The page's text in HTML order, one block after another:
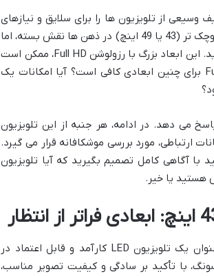
از تلویزیون ها را برای سلایق و نیازهای
گوناگون عرضه کرده است. مدل 43N5880، اگرچه بیشتر با سایزهای کوچک تر (43 یا 49 اینچ) در ذهن ها نقش بسته، اما
ارائه آن در سایز 82 اینچ، یک انتخاب جسورانه و خاص به شمار می آید. این ابعاد بزرگ با رزولوشن Full HD، ممکن است
در نگاه اول سوالاتی را در ذهن ایجاد کند: آیا کیفیت تصویر Full HD برای چنین ابعادی کافی است؟ آیا امکانات یک
می دهد. در ادامه، هر جنبه از این تلویزیون
ارتباطی، مورد بررسی موشکافانه قرار می گیرد.
با آگاهی کامل تصمیم بگیرید که آیا تلویزیون
هستید یا خیر.
مدل 43N5880 از سامسونگ، در طول سالیان متمادی، خود را به عنوان یک تلویزیون LED کارآمد و قابل اعتماد در
با تأکید بر سادگی و کیفیت تصویر مناسب،